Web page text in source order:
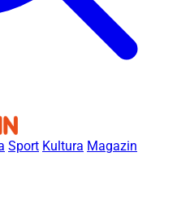
Sport Kultura Magazin